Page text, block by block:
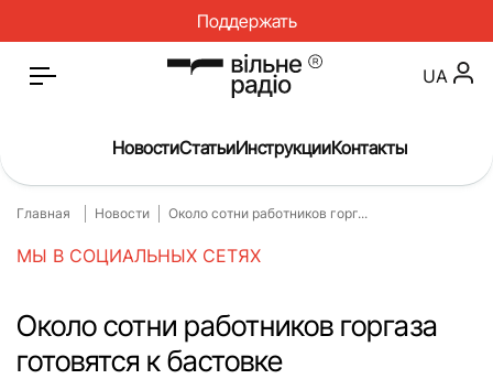
Поддержать
Главная
О нас
Инструкции
Спорт
Интервью
UA
НовостиСтатьиИнструкцииКонтакты
Главная Новости Около сотни работников горг...
МЫ В СОЦИАЛЬНЫХ СЕТЯХ
Около сотни работников горгаза
готовятся к бастовке